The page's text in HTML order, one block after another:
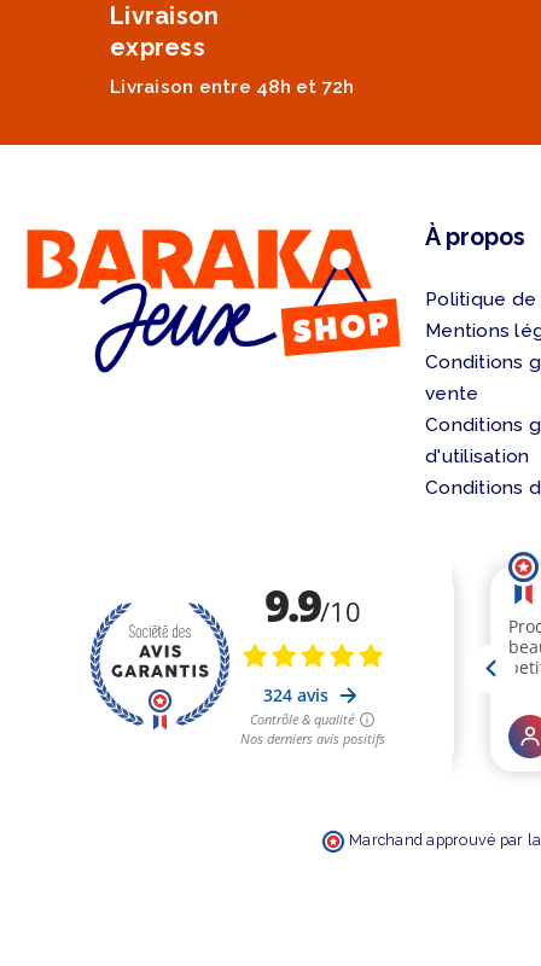
Livraison
express
Livraison entre 48h et 72h
À propos
Politique
Mentions
Conditions
vente
Conditions
d'utilisation
Conditions
Marchand approuvé par